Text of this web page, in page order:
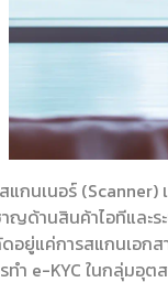
แกนเนอร์
ญด้านสินค้าไอทีและ
อยู่แค่การสแกนเอก
ทำ e-KYC ในกลุ่มอุ